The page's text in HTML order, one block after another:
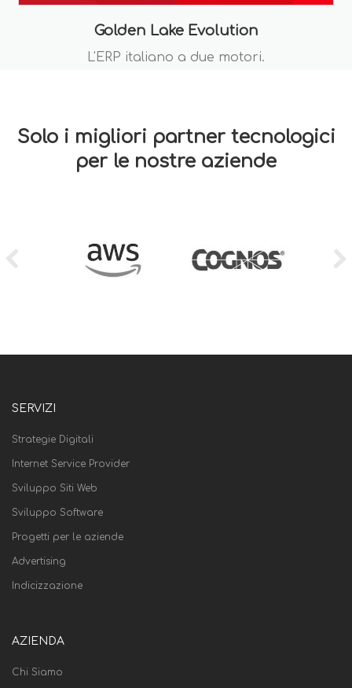
Golden Lake Evolution
L'ERP italiano a due motori.
Solo i migliori partner tecnologici
per le nostre aziende
SERVIZI
Strategie Digitali
Internet Service Provider
Sviluppo Siti Web
Sviluppo Software
Progetti per le aziende
Advertising
Indicizzazione
AZIENDA
Chi Siamo